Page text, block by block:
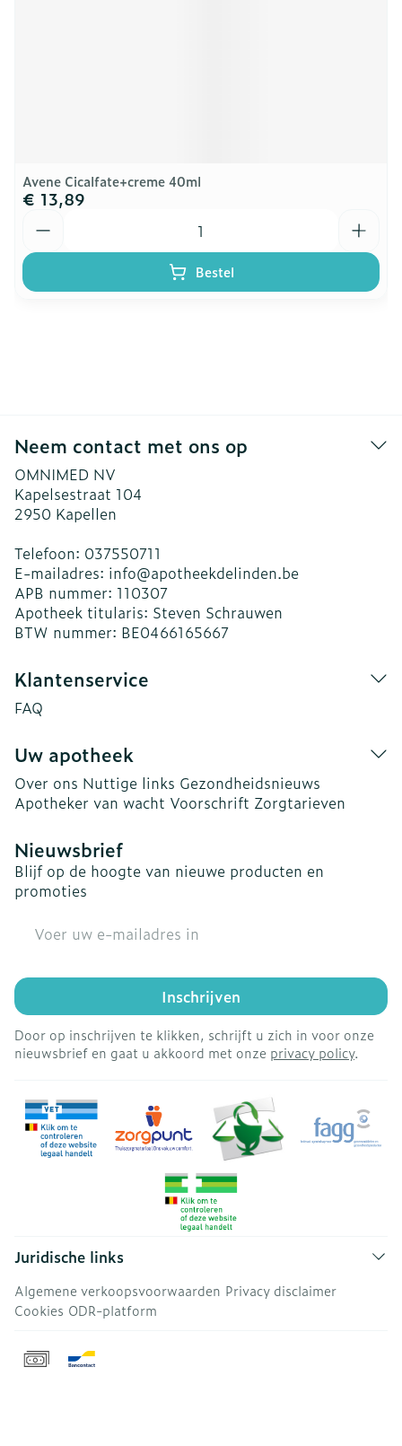
Avene Cicalfate+creme 40ml
€ 13,89
Bestel
Neem contact met ons op
OMNIMED NV
Kapelsestraat 104
2950 Kapellen
Telefoon: 037550711
E-mailadres: info@apotheekdelinden.be
APB nummer: 110307
Apotheek titularis: Steven Schrauwen
BTW nummer: BE0466165667
Klantenservice
FAQ
Uw apotheek
Over ons Nuttige links Gezondheidsnieuws
Apotheker van wacht Voorschrift Zorgtarieven
Nieuwsbrief
Blijf op de hoogte van nieuwe producten en
promoties
Inschrijven
Door op inschrijven te klikken, schrijft u zich in voor onze
nieuwsbrief en gaat u akkoord met onze privacy policy.
Juridische links
Algemene verkoopsvoorwaarden Privacy disclaimer
Cookies ODR-platform